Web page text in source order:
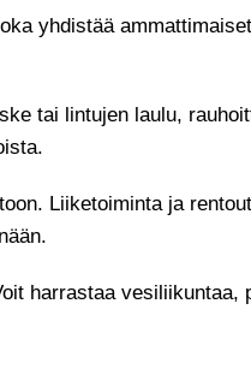
yhdistää
tai lintujen laulu,
Liiketoiminta ja
harrastaa vesiliikuntaa,